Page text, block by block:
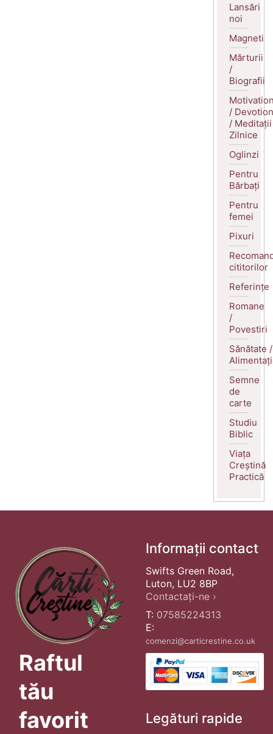
Lansări
noi
Magneti
Mărturii
/
Biografii
/
/ Meditații
Zilnice
Oglinzi
Pentru
Bărbați
Pentru
femei
Pixuri
cititorilor
Referințe
Romane
/
Povestiri
Sănătate /
Semne
de
carte
Studiu
Biblic
Viața
Creștină
Practică
Raftul
tău
favorit
Informații contact
Swifts Green Road,
Luton, LU2 8BP
Contactați-ne ›
T: 07585224313
E:
comenzi@carticrestine.co.uk
Legături rapide